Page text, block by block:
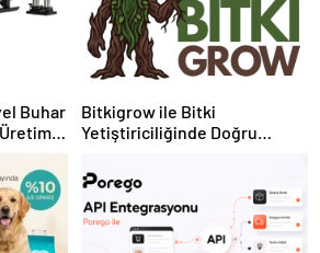
Buhar
Bitkigrow ile Bitki
Yetiştiriciliğinde Doğru